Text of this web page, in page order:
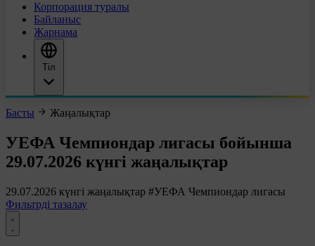
Корпорация туралы
Байланыс
Жарнама
Тіл
Басты Жаңалықтар
УЕФА Чемпиондар лигасы бойынша
29.07.2026 күнгі жаңалықтар
29.07.2026 күнгі жаңалықтар #УЕФА Чемпиондар лигасы
Фильтрді тазалау